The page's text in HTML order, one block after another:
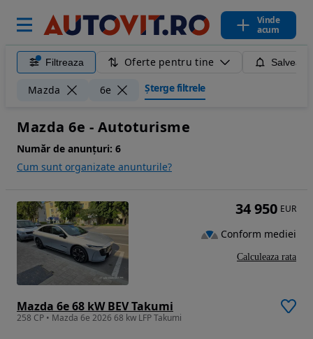
Vinde
acum
Filtreaza Oferte pentru tine
Mazda 6e Șterge filtrele
Mazda 6e - Autoturisme
Număr de anunțuri: 6
Cum sunt organizate anunturile?
Mazda 6e 68 kW BEV Takumi
258 CP • Mazda 6e 2026 68 kw LFP Takumi
34 950 EUR
Conform mediei
Calculeaza rata